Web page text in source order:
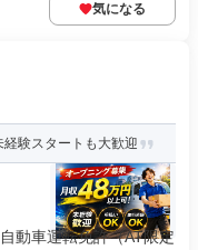
気になる
験スタートも大歓迎
動車運転免許（AT限定